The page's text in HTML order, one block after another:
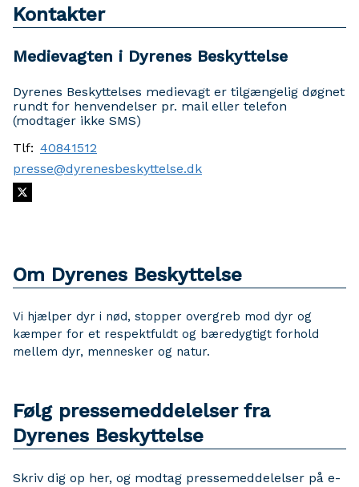
Kontakter
Medievagten i Dyrenes Beskyttelse
Dyrenes Beskyttelses medievagt er tilgængelig døgnet
rundt for henvendelser pr. mail eller telefon
(modtager ikke SMS)
Tlf: 40841512
presse@dyrenesbeskyttelse.dk
Om Dyrenes Beskyttelse
Vi hjælper dyr i nød, stopper overgreb mod dyr og
kæmper for et respektfuldt og bæredygtigt forhold
mellem dyr, mennesker og natur.
Følg pressemeddelelser fra
Dyrenes Beskyttelse
Skriv dig op her, og modtag pressemeddelelser på e-